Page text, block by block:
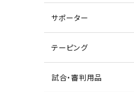
サポーター
テーピング
試合・審判用品